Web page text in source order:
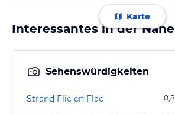
Karte
Interessantes in der Nähe
Sehenswürdigkeiten
Strand Flic en Flac 0,8